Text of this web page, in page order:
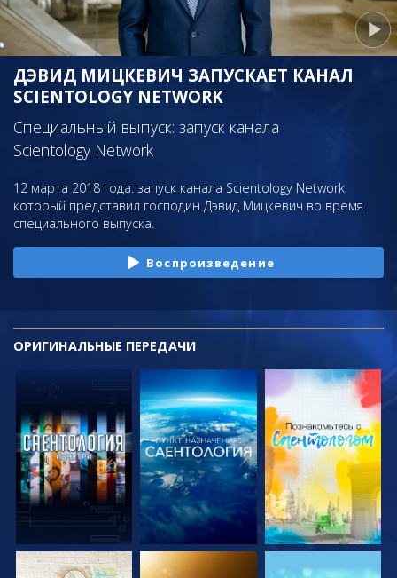
ДЭВИД МИЦКЕВИЧ ЗАПУСКАЕТ КАНАЛ
SCIENTOLOGY NETWORK
Специальный выпуск: запуск канала
Scientology Network
12 марта 2018 года: запуск канала Scientology Network,
который представил господин Дэвид Мицкевич во время
специального выпуска.
Воспроизведение
ОРИГИНАЛЬНЫЕ ПЕРЕДАЧИ